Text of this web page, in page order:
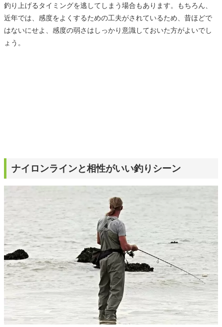
釣り上げるタイミングを逃してしまう場合もあります。もちろん、
近年では、感度をよくするための工夫がされているため、昔ほどで
はないにせよ、感度の弱さはしっかり意識しておいた方がよいでし
ょう。
ナイロンラインと相性がいい釣りシーン